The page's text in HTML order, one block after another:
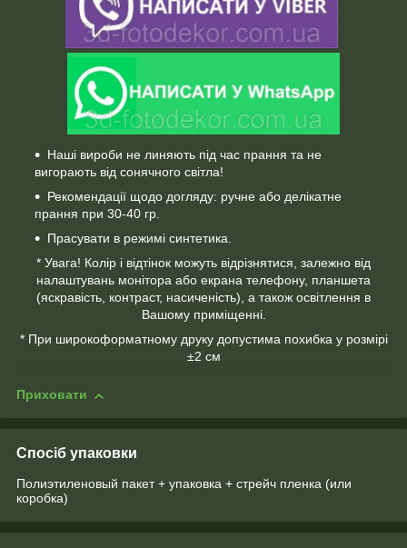
Наші вироби не линяють під час прання та не
вигорають від сонячного світла!
Рекомендації щодо догляду: ручне або делікатне
прання при 30-40 гр.
Прасувати в режимі синтетика.
* Увага! Колір і відтінок можуть відрізнятися, залежно від
налаштувань монітора або екрана телефону, планшета
(яскравість, контраст, насиченість), а також освітлення в
Вашому приміщенні.
* При широкоформатному друку допустима похибка у розмірі
±2 см
Приховати
Спосіб упаковки
Полиэтиленовый пакет + упаковка + стрейч пленка (или
коробка)